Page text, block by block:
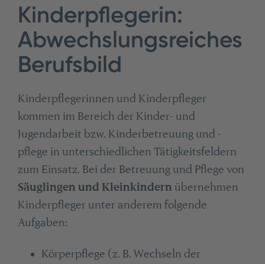
Kinderpflegerin:
Abwechslungsreiches
Berufsbild
Kinderpflegerinnen und Kinderpfleger
kommen im Bereich der Kinder- und
Jugendarbeit bzw. Kinderbetreuung und -
pflege in unterschiedlichen Tätigkeitsfeldern
zum Einsatz. Bei der Betreuung und Pflege von
Säuglingen und Kleinkindern übernehmen
Kinderpfleger unter anderem folgende
Aufgaben:
Körperpflege (z. B. Wechseln der